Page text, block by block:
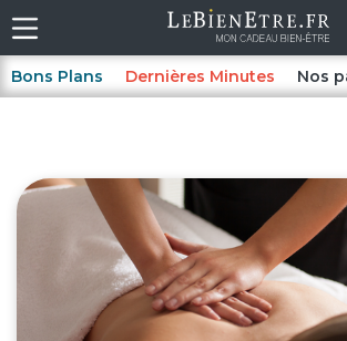
Bons Plans Dernières Minutes Nos